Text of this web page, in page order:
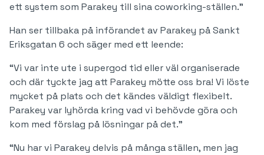
ett system som Parakey till sina coworking-ställen.”
Han ser tillbaka på införandet av Parakey på Sankt
Eriksgatan 6 och säger med ett leende:
“Vi var inte ute i supergod tid eller väl organiserade
och där tyckte jag att Parakey mötte oss bra! Vi löste
mycket på plats och det kändes väldigt flexibelt.
Parakey var lyhörda kring vad vi behövde göra och
kom med förslag på lösningar på det.”
“Nu har vi Parakey delvis på många ställen, men jag